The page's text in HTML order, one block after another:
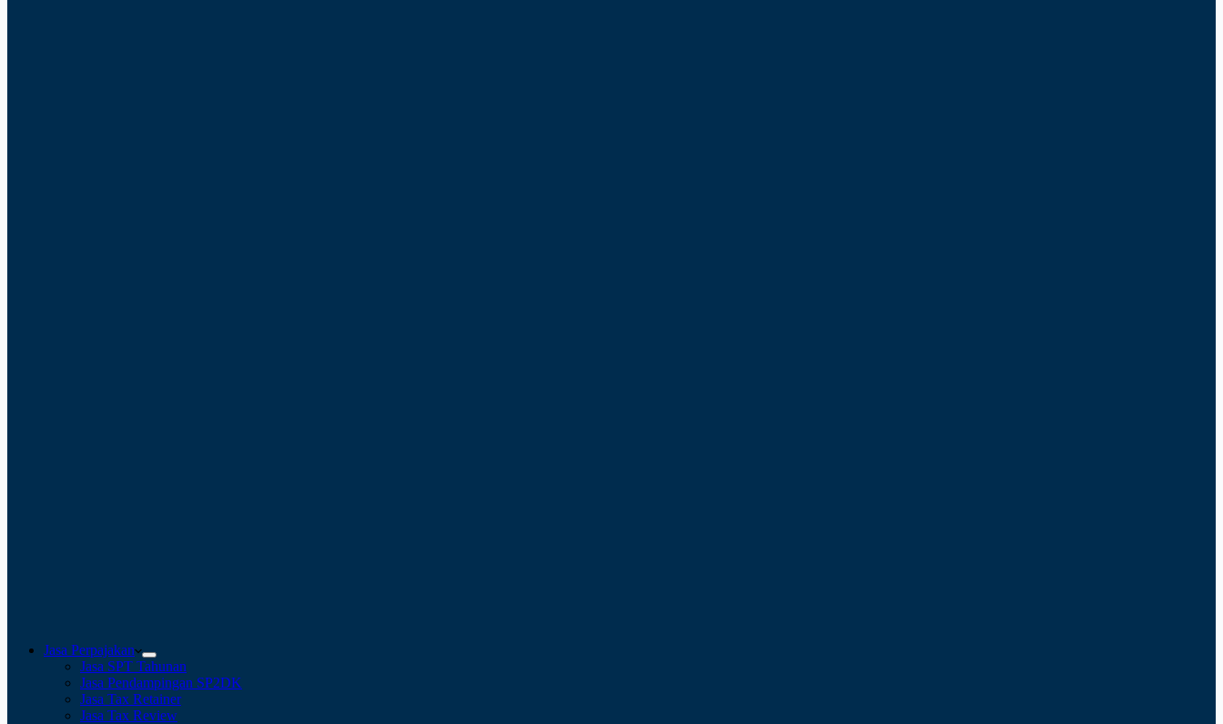
Jasa Perpajakan
Jasa SPT Tahunan
Jasa Pendampingan SP2DK
Jasa Tax Retainer
Jasa Tax Review